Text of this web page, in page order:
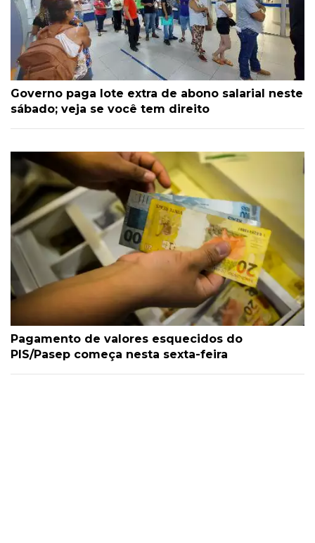
Governo paga lote extra de abono salarial neste
sábado; veja se você tem direito
Pagamento de valores esquecidos do
PIS/Pasep começa nesta sexta-feira